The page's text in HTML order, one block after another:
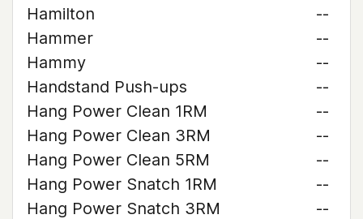
Hamilton
--
Hammer
--
Hammy
--
Handstand Push-ups
--
Hang Power Clean 1RM
--
Hang Power Clean 3RM
--
Hang Power Clean 5RM
--
Hang Power Snatch 1RM
--
Hang Power Snatch 3RM
--